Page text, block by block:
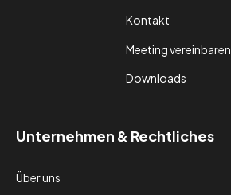
Kontakt
Meeting vereinbaren
Downloads
Unternehmen & Rechtliches
Über uns